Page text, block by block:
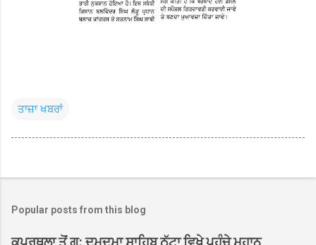
ਤਾਜ਼ਾ ਖਬਰਾਂ
Popular posts from this blog
ਕਪੂਰਥਲਾ ਤੋਂ ਗੁ: ਦਮਦਮਾ ਸਾਹਿਬ ਠੱਟਾ ਵਿਖੇ ਪਹੁੰਚੇ ਮਹਾਨ